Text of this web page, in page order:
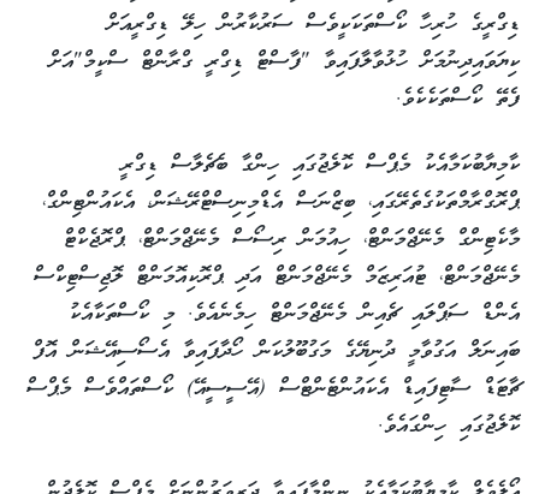
ޑިގްރީގެ ހުރިހާ ކޯސްތަކަކީވެސް ސަރުކާރުން ހިލޭ ޑިގްރީއަށް
ކިޔަވައިދިނުމަށް ހުޅުވާލާފައިވާ "ފާސްޓް ޑިގްރީ ގްރާންޓް ސްކީމް"އަށް
ފެތޭ ކޯސްތަކެކެވެ.
ކާމިޔާބުކަމާއެކު މެޕްސް ކޮލެޖުގައި ހިންގާ ބެޗެލާސް ޑިގްރީ
ޕްރޮގްރާމްތަކުގެތެރޭގައި، ބިޒްނަސް އެޑްމިނިސްޓްރޭޝަން، އެކައުންޓިންގް،
މާކެޓިންގް މެނޭޖްމަންޓް، ހިއުމަން ރިސޯސް މެނޭޖްމަންޓް، ޕްރޮޖެކްޓް
މެނޭޖްމަންޓް، ޓުއަރިޒަމް މެނޭޖްމަންޓް އަދި ޕްރޮކިއޮމަންޓް ލޮޖިސްޓިކްސް
އެންޑް ސަޕްލައި ޗެއިން މެނޭޖްމަންޓް ހިމެނެއެވެ. މި ކޯސްތަކާއެކު
ބައިނަލް އަގުވާމީ ދުނިޔޭގެ މަގުބޫލުކަން ހޯދާފައިވާ އެސޯސިއޭޝަން އޮފް
ޗާޓަޑް ސާޓިފައިޑް އެކައުންޓެންޓްސް (އޭސީސީއޭ) ކޯސްތައްވެސް މެޕްސް
ކޮލެޖުގައި ހިންގައެވެ.